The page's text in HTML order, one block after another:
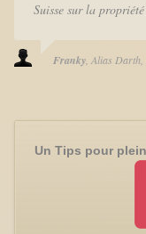
Suisse sur la
Franky Alias Darth
Un Tips pour